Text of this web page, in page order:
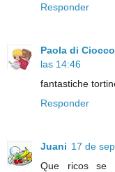
Responder
Paola di
las 14:46
fantastiche
Responder
Juani 17 de
Que ricos se